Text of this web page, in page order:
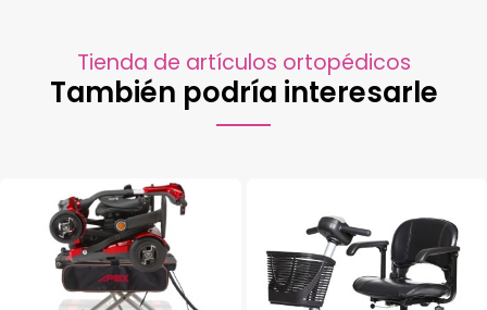
Tienda de artículos ortopédicos
También podría interesarle